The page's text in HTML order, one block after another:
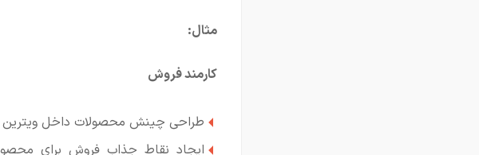
مثال:
کارمند فروش
طراحی چینش محصولات داخل ویترین